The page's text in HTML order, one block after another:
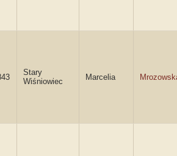
Stary
Wiśniowiec
Marcelia